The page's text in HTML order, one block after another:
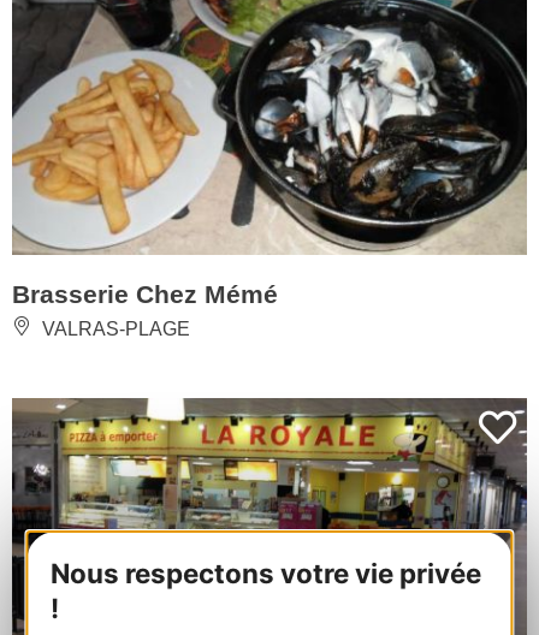
Nous respectons votre vie privée
!
Brasserie Chez Mémé
VALRAS-PLAGE